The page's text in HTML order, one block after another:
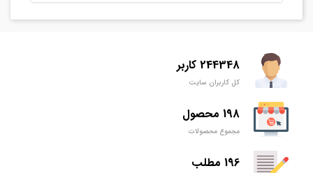
244348 کاربر
کل کاربران سایت
198 محصول
مجموع محصولات
196 مطلب